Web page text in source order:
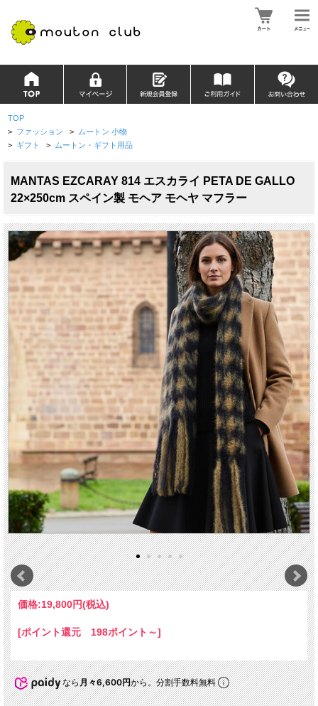
TOP
> ファッション > ムートン 小物
> ギフト > ムートン・ギフト用品
MANTAS EZCARAY 814 エスカライ PETA DE GALLO
22×250cm スペイン製 モヘア モヘヤ マフラー
価格:19,800円(税込)
[ポイント還元 198ポイント～]
なら月々6,600円から。分割手数料無料